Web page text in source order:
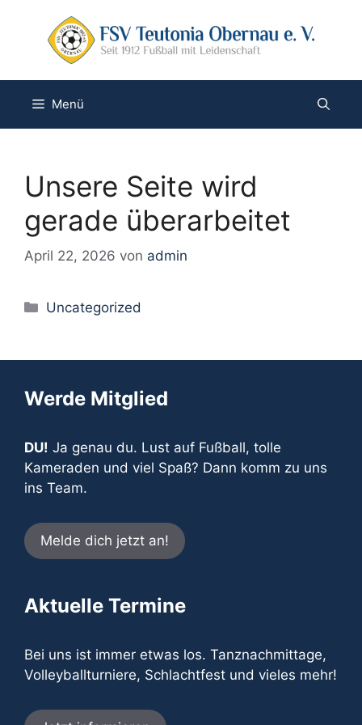
springen
Menü
Unsere Seite wird
gerade überarbeitet
April 22, 2026 von admin
Kategorien
Uncategorized
Werde Mitglied
DU! Ja genau du. Lust auf Fußball, tolle
Kameraden und viel Spaß? Dann komm zu uns
ins Team.
Melde dich jetzt an!
Aktuelle Termine
Bei uns ist immer etwas los. Tanznachmittage,
Volleyballturniere, Schlachtfest und vieles mehr!